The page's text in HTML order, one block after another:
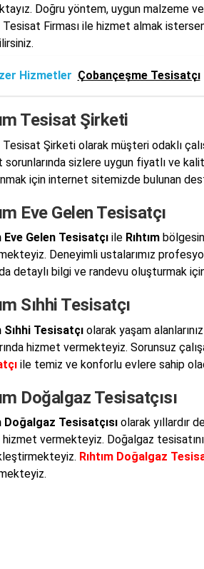
Doğru yöntem, uygun malzeme
Tesisat Firması ile hizmet almak
Hizmetler Çobançeşme Tesisatçı
Tesisat Şirketi
Tesisat Şirketi olarak müşteri odaklı
sorunlarında sizlere uygun fiyatlı ve
için internet sitemizde bulunan
Eve Gelen Tesisatçı
Eve Gelen Tesisatçıile Rıhtım
Deneyimli ustalarımız
detaylı bilgi ve randevu oluşturmak
Sıhhi Tesisatçı
Sıhhi Tesisatçıolarak yaşam
hizmet vermekteyiz. Sorunsuz
ile temiz ve konforlu evlere sahip
Doğalgaz Tesisatçısı
Doğalgaz Tesisatçısıolarak yıllardır
vermekteyiz. Doğalgaz
Rıhtım Doğalgaz